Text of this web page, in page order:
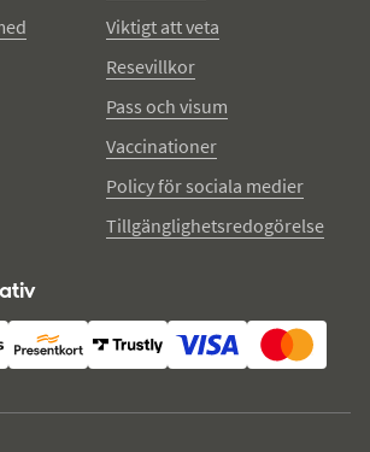
Viktigt att veta
Resevillkor
Pass och visum
Vaccinationer
Policy för sociala medier
Tillgänglighetsredogörelse